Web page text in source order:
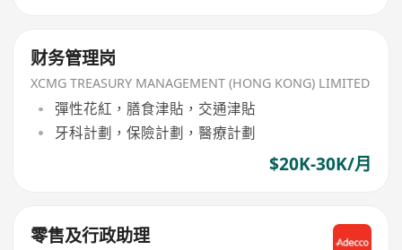
财务管理岗
XCMG TREASURY MANAGEMENT (HONG KONG) LIMITED
彈性花紅，膳食津貼，交通津貼
牙科計劃，保險計劃，醫療計劃
$20K-30K/月
零售及行政助理